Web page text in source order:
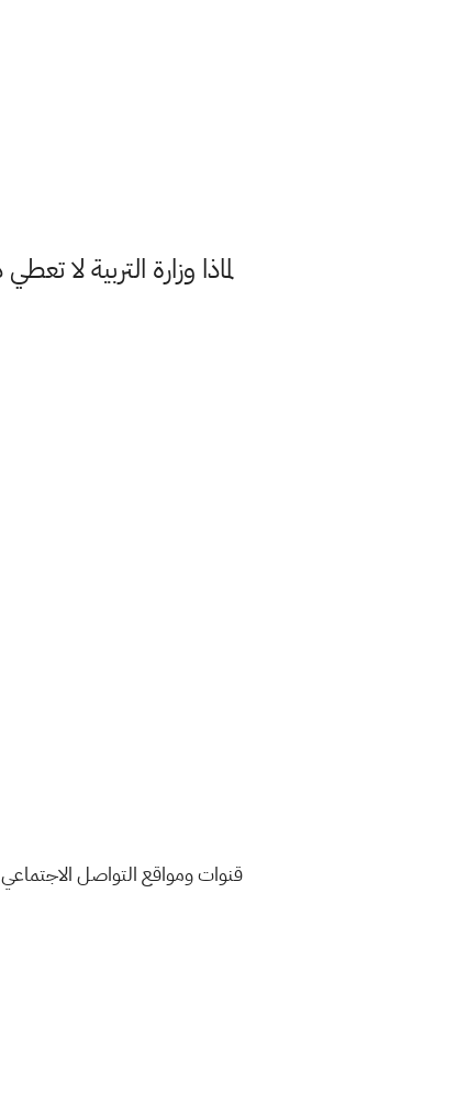
لماذا وزارة التربية لا
قنوات ومواقع التواصل